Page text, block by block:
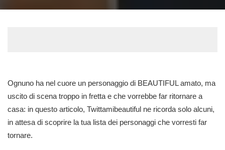
Ognuno ha nel cuore un personaggio di BEAUTIFUL amato, ma
uscito di scena troppo in fretta e che vorrebbe far ritornare a
casa: in questo articolo, Twittamibeautiful ne ricorda solo alcuni,
in attesa di scoprire la tua lista dei personaggi che vorresti far
tornare.